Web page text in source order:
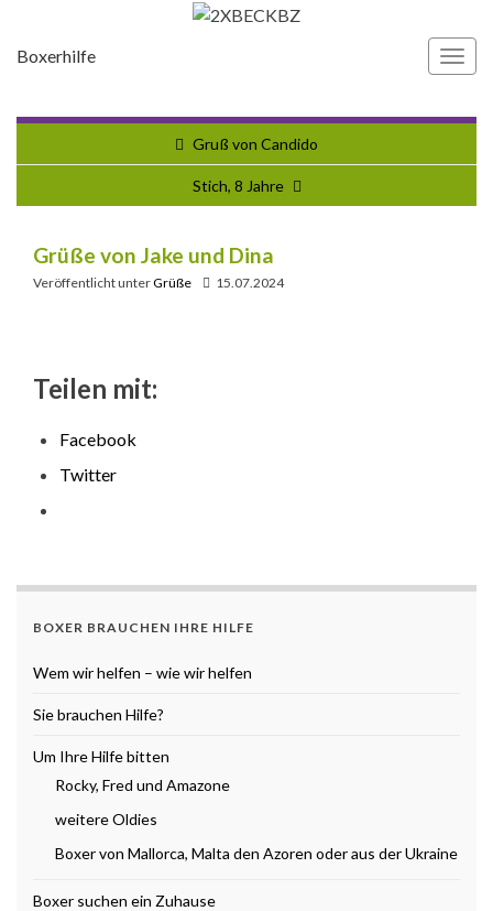
Boxerhilfe
Gruß von Candido
Stich, 8 Jahre
Grüße von Jake und Dina
Veröffentlicht unterGrüße 15.07.2024
Teilen mit:
Facebook
Twitter
BOXER BRAUCHEN IHRE HILFE
Wem wir helfen – wie wir helfen
Sie brauchen Hilfe?
Um Ihre Hilfe bitten
Rocky, Fred und Amazone
weitere Oldies
Boxer von Mallorca, Malta den Azoren oder aus der Ukraine
Boxer suchen ein Zuhause